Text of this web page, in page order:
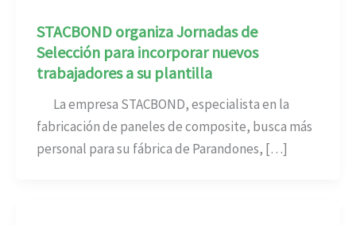
STACBOND organiza Jornadas de
Selección para incorporar nuevos
trabajadores a su plantilla
La empresa STACBOND, especialista en la
fabricación de paneles de composite, busca más
personal para su fábrica de Parandones, […]